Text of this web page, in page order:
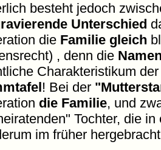
besteht jedoch
Unterschied
die Familie gleich
, denn die
Charakteristikum
! Bei der
die Familie, und
Tochter, die
im früher